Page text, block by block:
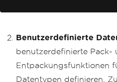
Benutzerdefinierte
benutzerdefinierte Pack-
Entpackungsfunktionen
Datentypen definieren.